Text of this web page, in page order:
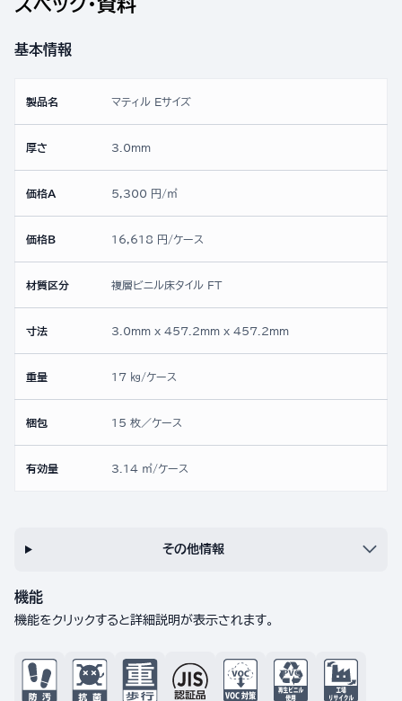
スペック・資料
基本情報
製品名 マティル Eサイズ
厚さ 3.0mm
価格A 5,300 円/㎡
価格B 16,618 円/ケース
材質区分 複層ビニル床タイル FT
寸法 3.0mm x 457.2mm x 457.2mm
重量 17 ㎏/ケース
梱包 15 枚／ケース
有効量 3.14 ㎡/ケース
その他情報
機能
機能をクリックすると詳細説明が表示されます。